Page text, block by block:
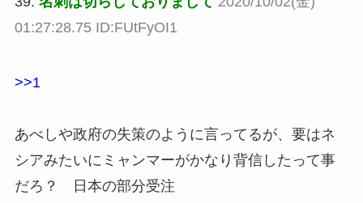
01:27:28.75 ID:FUtFyOI1
>>1
あべしや政府の失策のように言ってるが、要はネ
シアみたいにミャンマーがかなり背信したって事
だろ？ 日本の部分受注